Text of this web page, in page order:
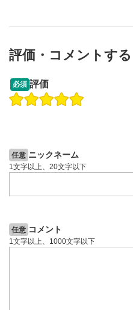
操作説明動画
評価・コメントする
必須 評価
任意 ニックネーム
1文字以上、20文字以下
任意 コメント
1文字以上、1000文字以下